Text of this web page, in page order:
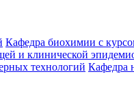
Кафедра биохимии с
и клинической
технологий Кафедра